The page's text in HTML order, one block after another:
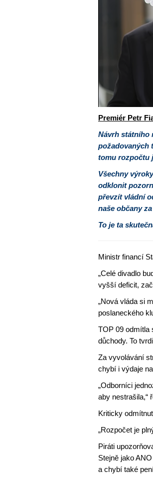
Premiér Petr
Návrh státního
požadovaných
tomu rozpočtu
Všechny
odklonit
převzít vládní
naše občany
To je ta
Ministr financí
„Celé divadlo
vyšší deficit,
„Nová vláda si
poslaneckého
TOP 09 odmítla
důchody. To
Za vyvolávání
chybí i výdaje
„Odborníci
aby nestrašila,“
Kriticky
„Rozpočet je
Piráti
Stejně jako
a chybí také